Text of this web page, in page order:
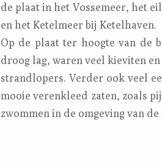
de plaat in het Vossemeer, het
en het Ketelmeer bij Ketelhaven.
Op de plaat ter hoogte van de
droog lag, waren veel kieviten
strandlopers. Verder ook veel
mooie verenkleed zaten, zoals
zwommen in de omgeving van de